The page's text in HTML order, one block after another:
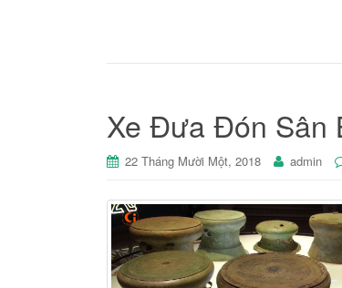
Xe Đưa Đón Sân
22 Tháng Mười Một, 2018 admin